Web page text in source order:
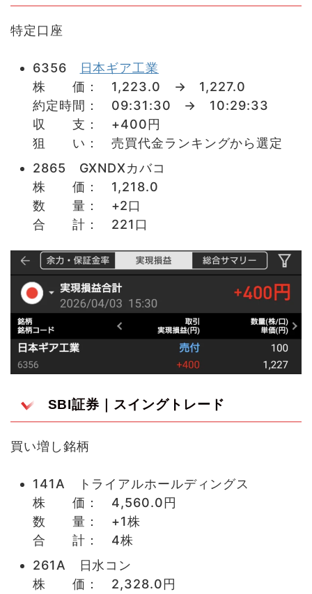
特定口座
6356
日本ギア工業
株 価： 1,223.0 → 1,227.0
約定時間： 09:31:30 → 10:29:33
収 支： +400円
狙 い： 売買代金ランキングから選定
2865 GXNDXカバコ
株 価： 1,218.0
数 量： +2口
合 計： 221口
SBI証券｜スイングトレード
買い増し銘柄
141A トライアルホールディングス
株 価： 4,560.0円
数 量： +1株
合 計： 4株
261A 日水コン
株 価： 2,328.0円